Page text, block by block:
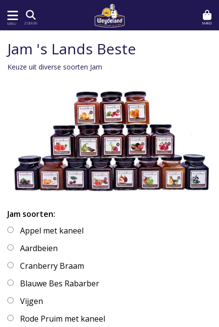
MENU ZOEKEN MAND
Jam 's Lands Beste
Keuze uit diverse soorten Jam
Jam soorten:
Appel met kaneel
Aardbeien
Cranberry Braam
Blauwe Bes Rabarber
Vijgen
Rode Pruim met kaneel